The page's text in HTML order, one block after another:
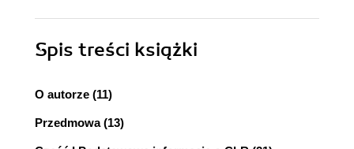
Spis treści książki
O autorze (11)
Przedmowa (13)